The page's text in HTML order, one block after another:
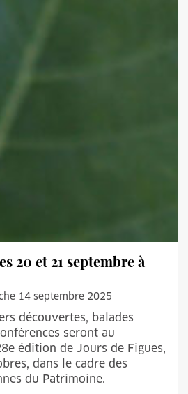
20 et 21 septembre à
14 septembre 2025
découvertes, balades
seront au
édition de Jours de Figues,
dans le cadre des
du Patrimoine.